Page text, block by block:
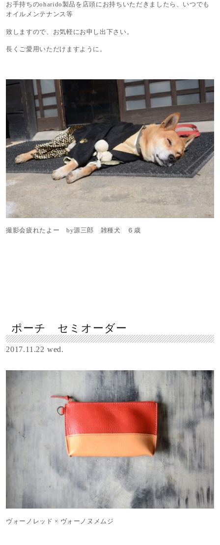
お手持ちのoharido製品を店頭にお持ちいただきましたら、いつでも
オイルメンテナンス等
致しますので、お気軽にお申し出下さい。
長くご愛用いただけますように。
撮影会疲れたよー by源三郎 雑種犬 ６歳
ポーチ セミオーダー
2017.11.22 wed.
ヴォーノレッド × ヴォーノヌメムジ